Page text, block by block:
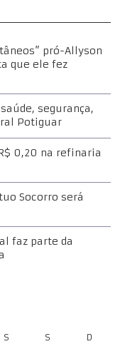
pró-Allyson
que ele fez
segurança,
Potiguar
0,20 na refinaria
Socorro será
faz parte da
S S D